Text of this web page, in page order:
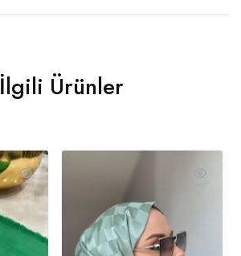
İlgili Ürünler